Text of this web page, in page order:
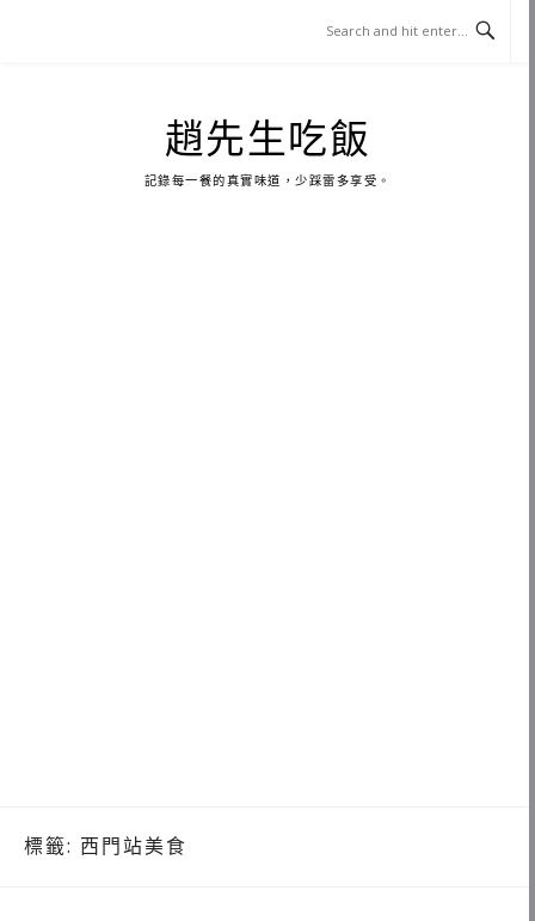
趙先生吃飯
記錄每一餐的真實味道，少踩雷多享受。
標籤: 西門站美食